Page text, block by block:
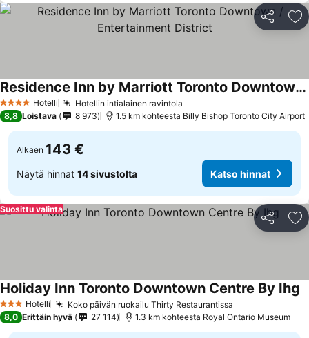
Jaa
4 Tähtiluokitus
Hotelli Hotellin intialainen ravintola
Residence Inn by Marriott Toronto Downtown / Entertainment District
8,8 Loistava 8 973 1.5 km kohteesta Billy Bishop Toronto City Airport
Alkaen 143 €
Näytä hinnat 14 sivustolta Katso hinnat
Jaa
Suosittu valinta
3 Tähtiluokitus
Hotelli Koko päivän ruokailu Thirty Restaurantissa
Holiday Inn Toronto Downtown Centre By Ihg
8,0 Erittäin hyvä 27 114 1.3 km kohteesta Royal Ontario Museum